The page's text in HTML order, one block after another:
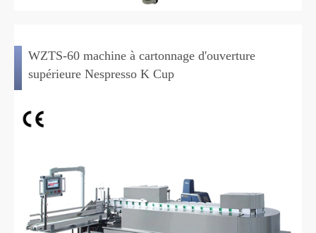
WZTS-60 machine à cartonnage d'ouverture
supérieure Nespresso K Cup